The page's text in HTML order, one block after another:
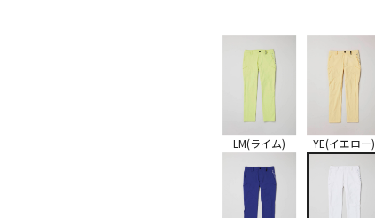
LM(ライム) YE(イエロー)